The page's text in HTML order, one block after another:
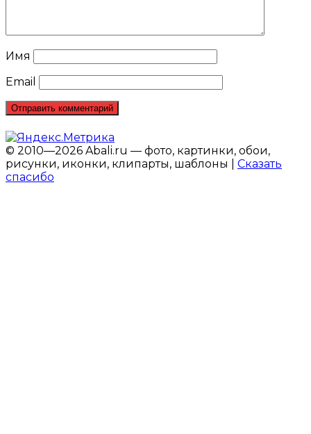
Имя
Email
© 2010—2026 Abali.ru — фото, картинки, обои,
рисунки, иконки, клипарты, шаблоны | Сказать
спасибо